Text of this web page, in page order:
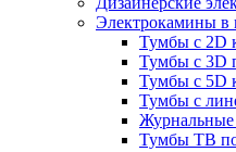
Электрокамины в
Тумбы с 2D
Тумбы с 3D
Тумбы с 5D
Тумбы с
Тумбы ТВ